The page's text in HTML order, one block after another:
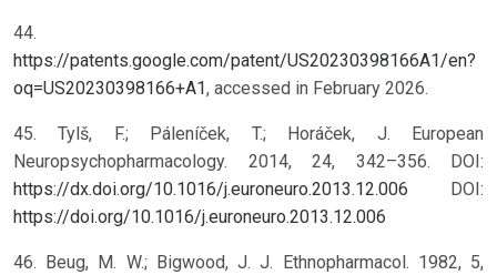
44.
https://patents.google.com/patent/US20230398166A1/en?
oq=US20230398166+A1, accessed in February 2026.
45. Tylš, F.; Páleníček, T.; Horáček, J. European
Neuropsychopharmacology. 2014, 24, 342–356. DOI:
https://dx.doi.org/10.1016/j.euroneuro.2013.12.006
DOI:
https://doi.org/10.1016/j.euroneuro.2013.12.006
46. Beug, M. W.; Bigwood, J. J. Ethnopharmacol. 1982, 5,